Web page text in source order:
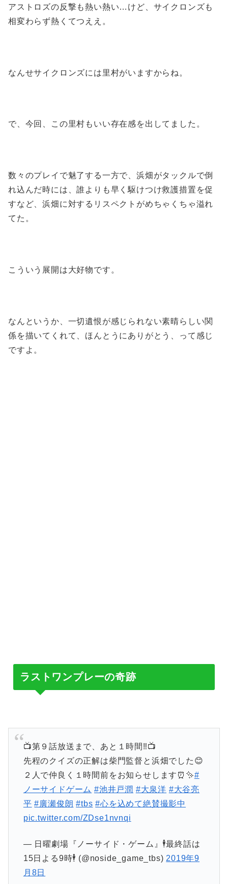
アストロズの反撃も熱い熱い…けど、サイクロンズも
相変わらず熱くてつええ。
なんせサイクロンズには里村がいますからね。
で、今回、この里村もいい存在感を出してました。
数々のプレイで魅了する一方で、浜畑がタックルで倒
れ込んだ時には、誰よりも早く駆けつけ救護措置を促
すなど、浜畑に対するリスペクトがめちゃくちゃ溢れ
てた。
こういう展開は大好物です。
なんというか、一切遺恨が感じられない素晴らしい関
係を描いてくれて、ほんとうにありがとう、って感じ
ですよ。
ラストワンプレーの奇跡
📺第９話放送まで、あと１時間‼️📺
先程のクイズの正解は柴門監督と浜畑でした😊
２人で仲良く１時間前をお知らせします⏰✨#
ノーサイドゲーム #池井戸潤 #大泉洋 #大谷亮
平 #廣瀬俊朗 #tbs #心を込めて絶賛撮影中
pic.twitter.com/ZDse1nvnqi
— 日曜劇場『ノーサイド・ゲーム』🕴最終話は
15日よる9時🕴 (@noside_game_tbs) 2019年9
月8日